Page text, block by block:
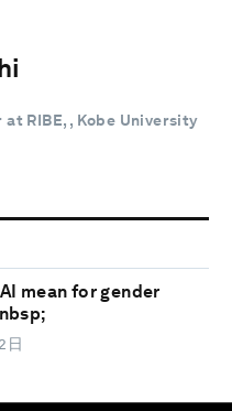
RIBE, , Kobe University
mean for gender
日